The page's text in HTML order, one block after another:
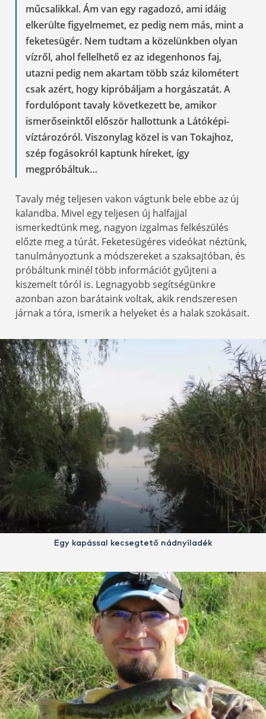
műcsalikkal. Ám van egy ragadozó, ami idáig
elkerülte figyelmemet, ez pedig nem más, mint a
feketesügér. Nem tudtam a közelünkben olyan
vízről, ahol fellelhető ez az idegenhonos faj,
utazni pedig nem akartam több száz kilométert
csak azért, hogy kipróbáljam a horgászatát. A
fordulópont tavaly következett be, amikor
ismerőseinktől először hallottunk a Látóképi-
víztározóról. Viszonylag közel is van Tokajhoz,
szép fogásokról kaptunk híreket, így
megpróbáltuk…
Tavaly még teljesen vakon vágtunk bele ebbe az új
kalandba. Mivel egy teljesen új halfajjal
ismerkedtünk meg, nagyon izgalmas felkészülés
előzte meg a túrát. Feketesügéres videókat néztünk,
tanulmányoztunk a módszereket a szaksajtóban, és
próbáltunk minél több információt gyűjteni a
kiszemelt tóról is. Legnagyobb segítségünkre
azonban azon barátaink voltak, akik rendszeresen
járnak a tóra, ismerik a helyeket és a halak szokásait.
Egy kapással kecsegtető nádnyiladék